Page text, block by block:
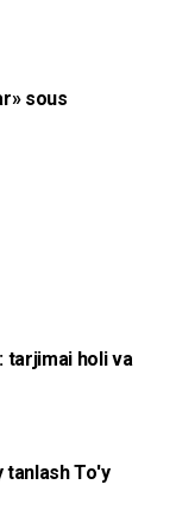
sous
tarjimai holi va
tanlash To'y